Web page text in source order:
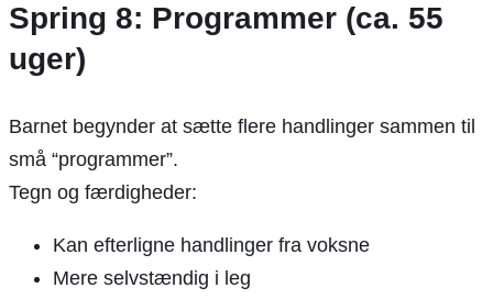
Spring 8: Programmer (ca. 55
uger)
Barnet begynder at sætte flere handlinger sammen til
små “programmer”.
Tegn og færdigheder:
Kan efterligne handlinger fra voksne
Mere selvstændig i leg